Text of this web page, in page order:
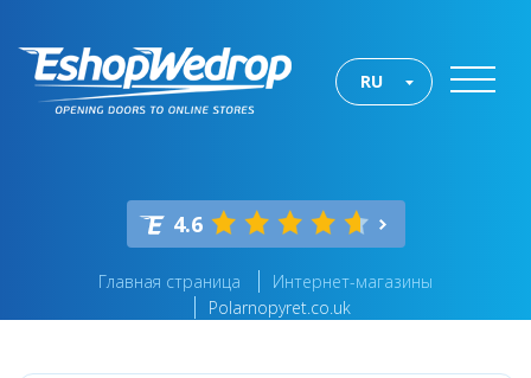
RU
4.6
Главная страница
Интернет-магазины
Polarnopyret.co.uk